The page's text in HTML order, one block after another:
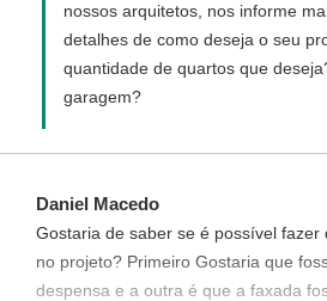
nossos arquitetos, nos informe
detalhes de como deseja o seu
quantidade de quartos que
garagem?
Daniel Macedo
Gostaria de saber se é possível fazer
no projeto? Primeiro Gostaria que
despensa e a outra é que a faxada